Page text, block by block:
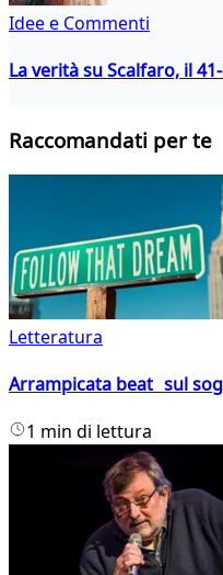
Idee e Commenti
La verità su Scalfaro, il
Raccomandati per te
Letteratura
Arrampicata beat sul
1 min di lettura